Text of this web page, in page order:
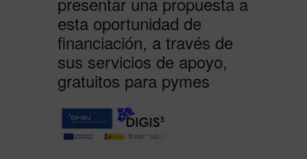
esta oportunidad de
financiación, a través de
sus servicios de apoyo,
gratuitos para pymes